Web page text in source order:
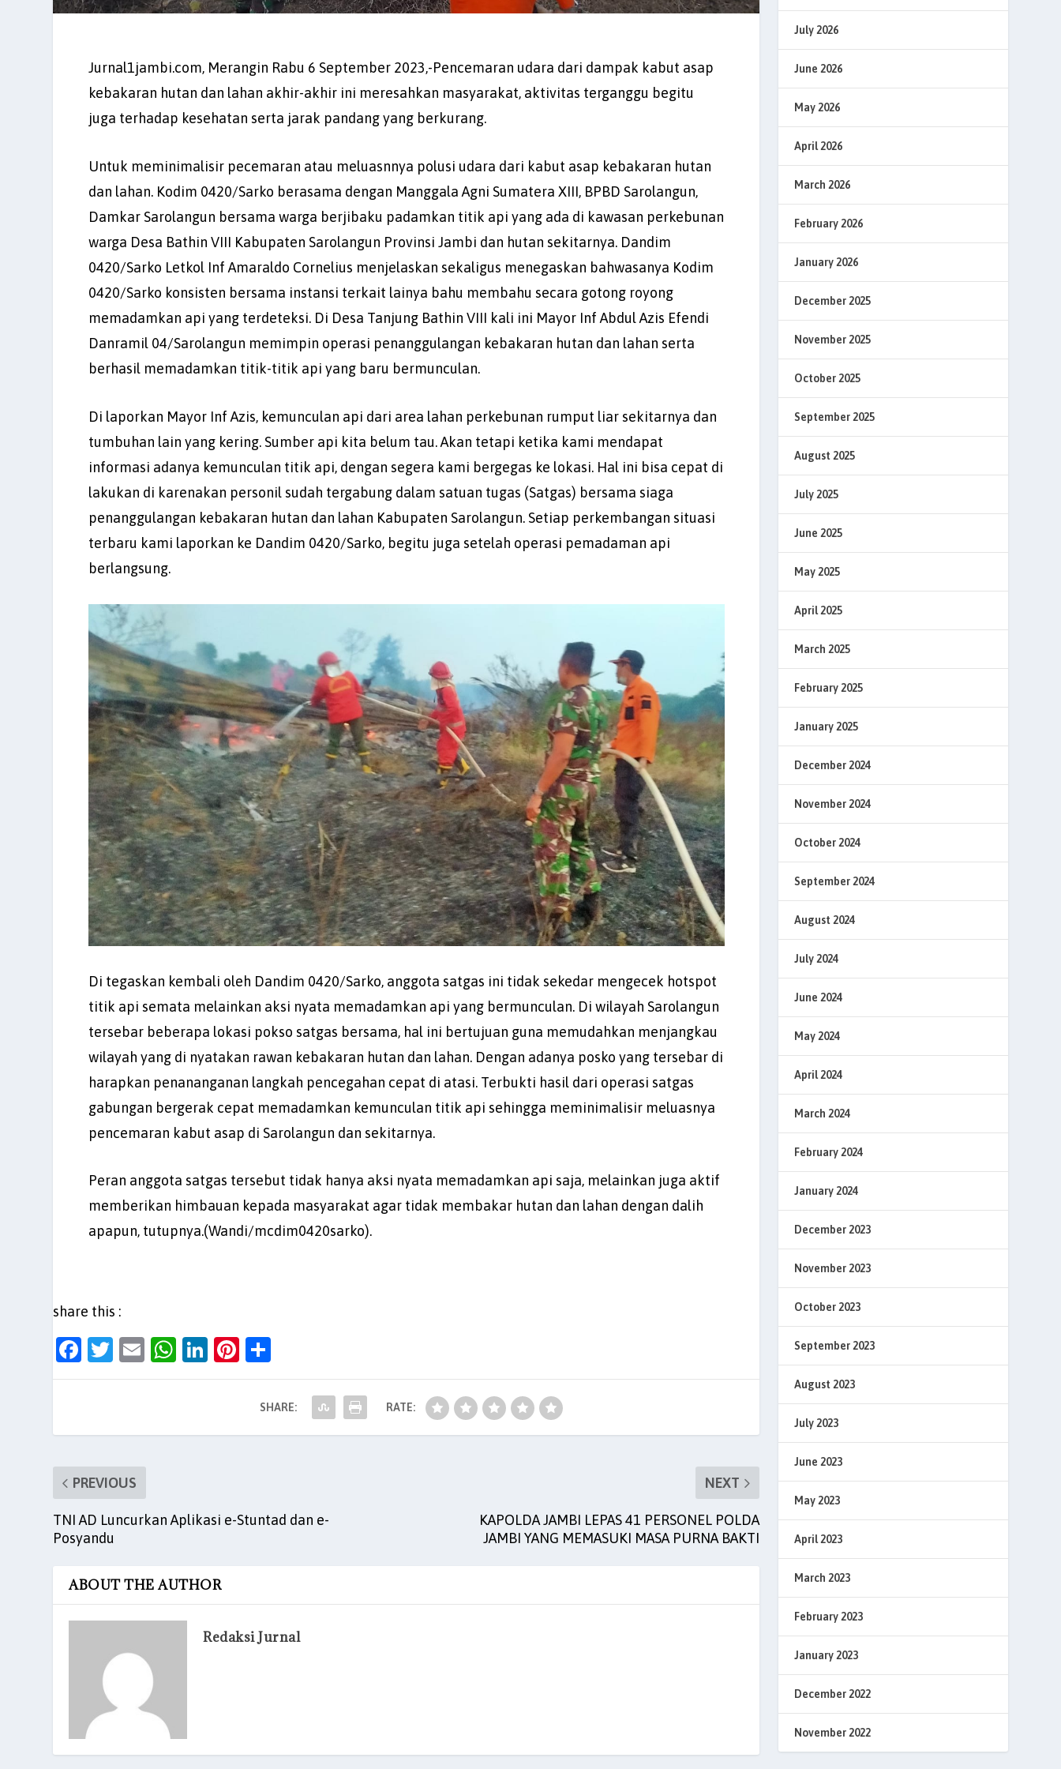
Jurnal1jambi.com, Merangin Rabu 6 September 2023,-Pencemaran udara dari dampak kabut asap
kebakaran hutan dan lahan akhir-akhir ini meresahkan masyarakat, aktivitas terganggu begitu
juga terhadap kesehatan serta jarak pandang yang berkurang.
Untuk meminimalisir pecemaran atau meluasnnya polusi udara dari kabut asap kebakaran hutan
dan lahan. Kodim 0420/Sarko berasama dengan Manggala Agni Sumatera XIII, BPBD Sarolangun,
Damkar Sarolangun bersama warga berjibaku padamkan titik api yang ada di kawasan perkebunan
warga Desa Bathin VIII Kabupaten Sarolangun Provinsi Jambi dan hutan sekitarnya. Dandim
0420/Sarko Letkol Inf Amaraldo Cornelius menjelaskan sekaligus menegaskan bahwasanya Kodim
0420/Sarko konsisten bersama instansi terkait lainya bahu membahu secara gotong royong
memadamkan api yang terdeteksi. Di Desa Tanjung Bathin VIII kali ini Mayor Inf Abdul Azis Efendi
Danramil 04/Sarolangun memimpin operasi penanggulangan kebakaran hutan dan lahan serta
berhasil memadamkan titik-titik api yang baru bermunculan.
Di laporkan Mayor Inf Azis, kemunculan api dari area lahan perkebunan rumput liar sekitarnya dan
tumbuhan lain yang kering. Sumber api kita belum tau. Akan tetapi ketika kami mendapat
informasi adanya kemunculan titik api, dengan segera kami bergegas ke lokasi. Hal ini bisa cepat di
lakukan di karenakan personil sudah tergabung dalam satuan tugas (Satgas) bersama siaga
penanggulangan kebakaran hutan dan lahan Kabupaten Sarolangun. Setiap perkembangan situasi
terbaru kami laporkan ke Dandim 0420/Sarko, begitu juga setelah operasi pemadaman api
berlangsung.
Di tegaskan kembali oleh Dandim 0420/Sarko, anggota satgas ini tidak sekedar mengecek hotspot
titik api semata melainkan aksi nyata memadamkan api yang bermunculan. Di wilayah Sarolangun
tersebar beberapa lokasi pokso satgas bersama, hal ini bertujuan guna memudahkan menjangkau
wilayah yang di nyatakan rawan kebakaran hutan dan lahan. Dengan adanya posko yang tersebar di
harapkan penananganan langkah pencegahan cepat di atasi. Terbukti hasil dari operasi satgas
gabungan bergerak cepat memadamkan kemunculan titik api sehingga meminimalisir meluasnya
pencemaran kabut asap di Sarolangun dan sekitarnya.
Peran anggota satgas tersebut tidak hanya aksi nyata memadamkan api saja, melainkan juga aktif
memberikan himbauan kepada masyarakat agar tidak membakar hutan dan lahan dengan dalih
apapun, tutupnya.(Wandi/mcdim0420sarko).
share this :
F
a
o
o
k
T
w
E
m
W
h
Li
n
Pi
nt
er
h
ar
SHARE: RATE:
PREVIOUS
TNI AD Luncurkan Aplikasi e-Stuntad dan e-
Posyandu
NEXT
KAPOLDA JAMBI LEPAS 41 PERSONEL POLDA
JAMBI YANG MEMASUKI MASA PURNA BAKTI
ABOUT THE AUTHOR
Redaksi Jurnal
July 2026
June 2026
May 2026
April 2026
March 2026
February 2026
January 2026
December 2025
November 2025
October 2025
September 2025
August 2025
July 2025
June 2025
May 2025
April 2025
March 2025
February 2025
January 2025
December 2024
November 2024
October 2024
September 2024
August 2024
July 2024
June 2024
May 2024
April 2024
March 2024
February 2024
January 2024
December 2023
November 2023
October 2023
September 2023
August 2023
July 2023
June 2023
May 2023
April 2023
March 2023
February 2023
January 2023
December 2022
November 2022